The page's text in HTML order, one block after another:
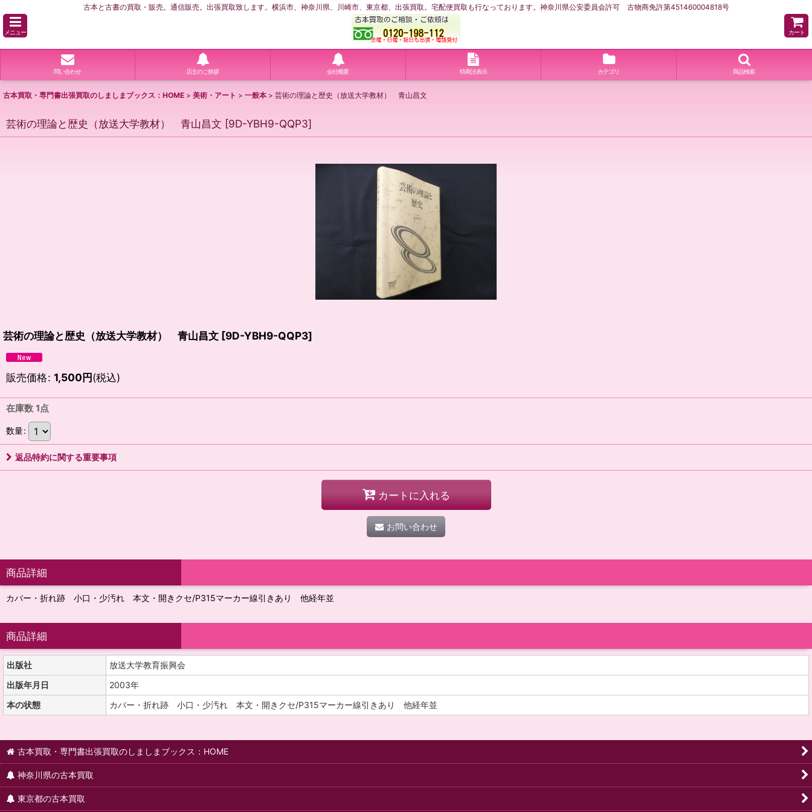
古本と古書の買取・販売。通信販売。出張買取致します。横浜市、神奈川県、川崎市、東京都、出張買取。宅配便買取も行なっております。神奈川県公安委員会許可 古物商免許第451460004818号
メニュー カート
問い合わせ 店主のご挨拶 会社概要 特商法表示 カテゴリ 商品検索
古本買取・専門書出張買取のしましまブックス：HOME > 美術・アート > 一般本 > 芸術の理論と歴史（放送大学教材） 青山昌文
芸術の理論と歴史（放送大学教材） 青山昌文 [9D-YBH9-QQP3]
芸術の理論と歴史（放送大学教材） 青山昌文 [9D-YBH9-QQP3]
販売価格: 1,500円(税込)
在庫数 1点
数量:
返品特約に関する重要事項
カートに入れる
お問い合わせ
商品詳細
カバー・折れ跡 小口・少汚れ 本文・開きクセ/P315マーカー線引きあり 他経年並
商品詳細
出版社
放送大学教育振興会
出版年月日
2003年
本の状態
カバー・折れ跡 小口・少汚れ 本文・開きクセ/P315マーカー線引きあり 他経年並
古本買取・専門書出張買取のしましまブックス：HOME
神奈川県の古本買取
東京都の古本買取